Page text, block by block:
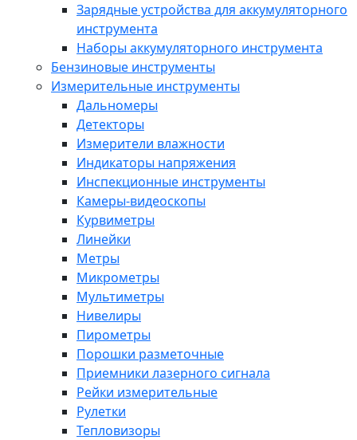
Зарядные устройства для аккумуляторного
инструмента
Наборы аккумуляторного инструмента
Бензиновые инструменты
Измерительные инструменты
Дальномеры
Детекторы
Измерители влажности
Индикаторы напряжения
Инспекционные инструменты
Камеры-видеоскопы
Курвиметры
Линейки
Метры
Микрометры
Мультиметры
Нивелиры
Пирометры
Порошки разметочные
Приемники лазерного сигнала
Рейки измерительные
Рулетки
Тепловизоры